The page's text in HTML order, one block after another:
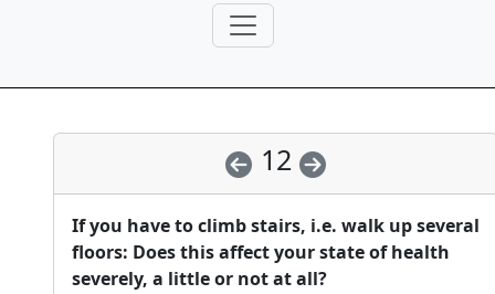
12
If you have to climb stairs, i.e. walk up several
floors: Does this affect your state of health
severely, a little or not at all?